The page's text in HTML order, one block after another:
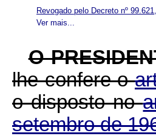
Ver mais...
Revogado pelo Decreto nº
O
lhe confere o
o disposto no
setembro de